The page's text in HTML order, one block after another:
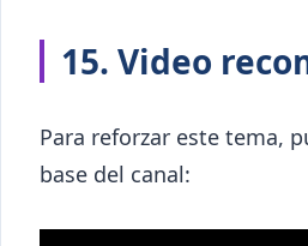
15. Video
Para reforzar este tema,
base del canal: